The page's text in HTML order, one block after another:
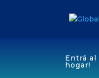
Entrá al
hogar!